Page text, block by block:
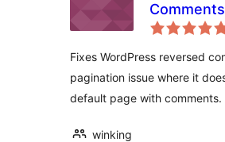
Comments
Pagination
Fixes WordPress reversed
pagination issue where it
default page with comments.
winking